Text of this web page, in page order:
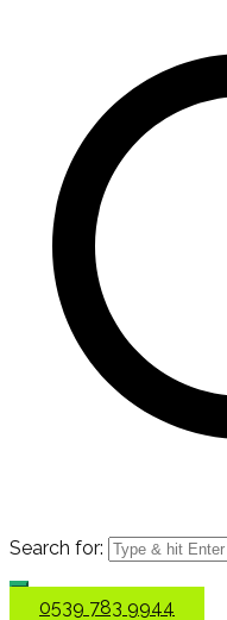
Search for:
0539 783 9944